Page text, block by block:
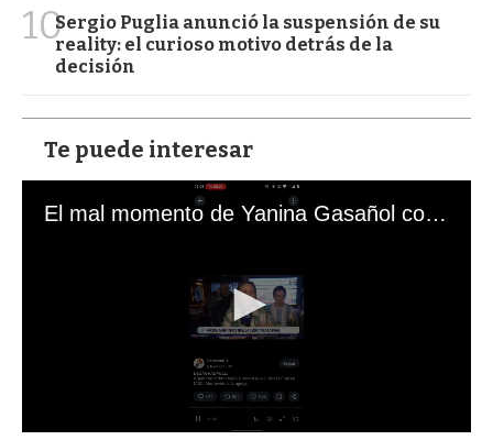
10Sergio Puglia anunció la suspensión de su
reality: el curioso motivo detrás de la
decisión
Te puede interesar
El mal momento de Yanina Gasañol con un hincha argentino en "Subrayado"